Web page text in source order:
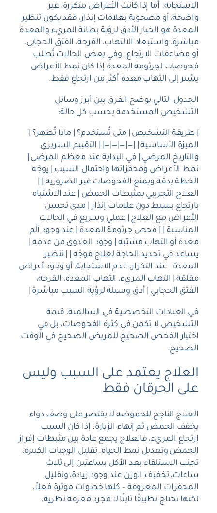
الاستجابة. أما إذا كانت الأعراض متكررة، غير
واضحة، أو مصحوبة بعلامات إنذار، فقد يكون تنظير
المعدة هو الخيار الأدق لرؤية بطانة المريء والمعدة
مباشرة، واستبعاد الالتهاب، القرحة، الفتق الحجابي،
أو مضاعفات الارتجاع. وفي بعض الحالات تُطلب
فحوصات لجرثومة المعدة إذا كان نمط الأعراض
يشير إلى التهاب معدة أكثر من ارتجاع فقط.
الجدول التالي يوضح الفرق بين أبرز وسائل
التشخيص المستخدمة بحسب كل حالة:
| طريقة التشخيص | متى تُستخدم؟ | ماذا تُظهر؟ |
الميزة الأساسية | |—|—|—|—| | التقييم السريري
والتاريخ المرضي | في البداية عند معظم المرضى |
نمط الأعراض ومحفزاتها واحتمال السبب | يوجّه
الخطة بدقة ويمنع الفحوصات غير الضرورية | |
العلاج التجريبي بمثبطات الحمض | عند الاشتباه
بارتجاع بسيط دون علامات إنذار | مدى تحسن
الأعراض مع العلاج | عملي وسريع في الحالات
المناسبة | | فحص جرثومة المعدة | عند وجود ألم
معدة أو التهاب مشتبه | وجود العدوى من عدمه |
يساعد في تحديد الحاجة لعلاج موجّه | | تنظير
المعدة | عند التكرار، عدم الاستجابة، أو وجود أعراض
مقلقة | التهاب المريء، التهاب المعدة، القرحة،
الفتق الحجابي | أدق وسيلة لرؤية السبب مباشرة |
في العيادات التخصصية في السالمية، قيمة
التشخيص لا تكمن في كثرة الفحوصات، بل في
اختيار الفحص الصحيح للمريض الصحيح في الوقت
الصحيح.
العلاج يعتمد على السبب وليس
على الحرقان فقط
العلاج الناجح للحموضة لا يقتصر على وصف دواء
يخفف الحمض ثم إنهاء الزيارة. إذا كان السبب
ارتجاع المريء، فالعلاج يجمع عادة بين مثبطات إفراز
الحمض وتعديل نمط الحياة. تقليل الوجبات الكبيرة،
تجنب الاستلقاء بعد الأكل بساعتين إلى ثلاث
ساعات، تخفيف الوزن عند وجود زيادة، وتقليل
المحفزات المعروفة – كلها خطوات مؤثرة فعلاً،
لكنها تحتاج تطبيقًا ثابتًا لا مجرد معرفة نظرية.